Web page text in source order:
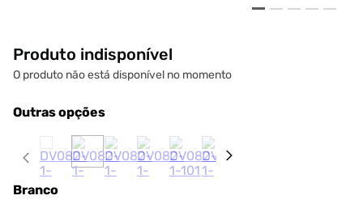
Produto indisponível
O produto não está disponível no momento
Outras opções
Branco